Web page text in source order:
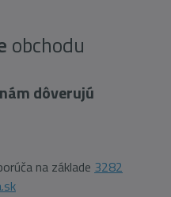
obchodu
dôverujú
na základe 3282